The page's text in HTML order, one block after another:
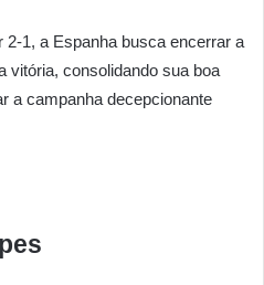
1, a Espanha busca encerrar a
vitória, consolidando sua boa
a campanha decepcionante